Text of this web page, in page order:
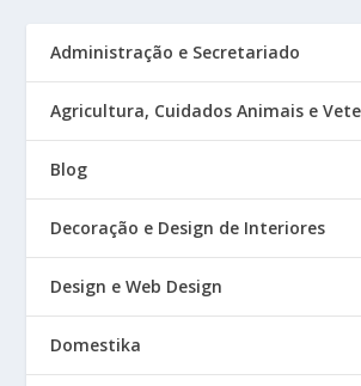
Administração e Secretariado
Agricultura, Cuidados Animais e
Blog
Decoração e Design de Interiores
Design e Web Design
Domestika